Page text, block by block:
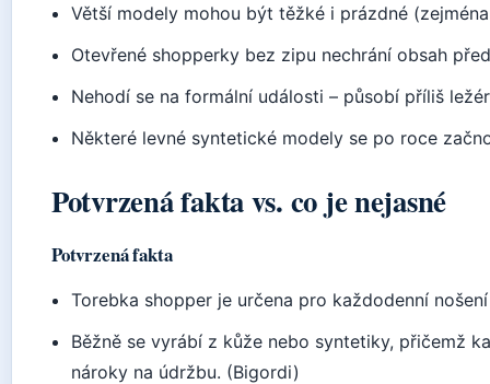
Větší modely mohou být těžké i prázdné
Otevřené shopperky bez zipu nechrání obsah
Nehodí se na formální události – působí příliš
Některé levné syntetické modely se po roce
Potvrzená fakta vs. co je nejasné
Potvrzená fakta
Torebka shopper je určena pro každodenní
Běžně se vyrábí z kůže nebo syntetiky, přičemž
nároky na údržbu. (Bigordi)